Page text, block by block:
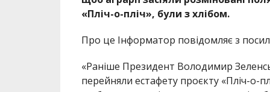
«Пліч-о-пліч», були з хлібом.
Про це Інформатор повідомляє з
«Раніше Президент Володимир
перейняли естафету проєкту «Пліч-о-